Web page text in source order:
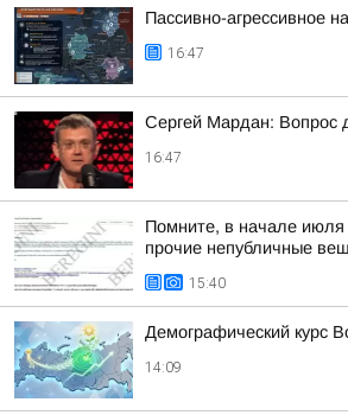
Пассивно-агрессивное
16:47
Сергей Мардан: Вопрос
16:47
Помните, в начале июля
прочие непубличные
15:40
Демографический курс
14:09